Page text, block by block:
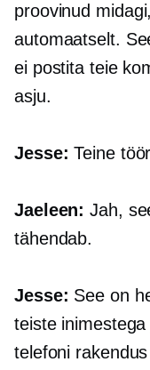
proovinud
automaatselt.
ei postita teie
asju.
Jesse: Teine
Jaeleen: Jah,
tähendab.
Jesse: See on
teiste
telefoni